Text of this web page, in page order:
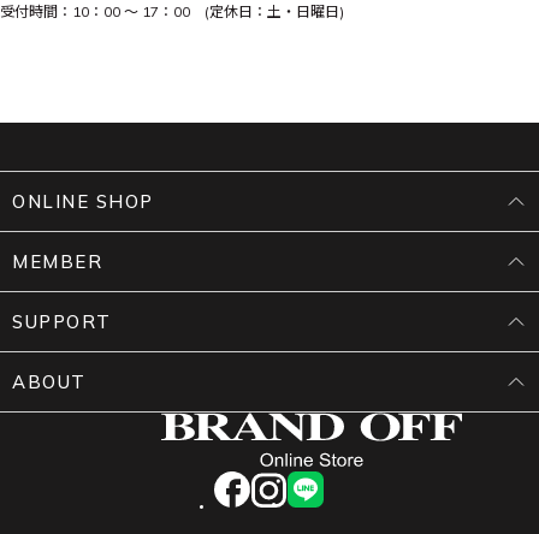
受付時間：10：00 ～ 17：00 (定休日：土・日曜日)
facebookinstagram
LINE
ONLINE SHOP
MEMBER
SUPPORT
ABOUT